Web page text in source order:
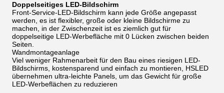
Doppelseitiges LED-Bildschirm
Front-Service-LED-Bildschirm kann jede Größe angepasst
werden, es ist flexibler, große oder kleine Bildschirme zu
machen, in der Zwischenzeit ist es ziemlich gut für
doppelseitige LED-Werbefläche mit 0 Lücken zwischen beiden
Seiten.
Wandmontageanlage
Viel weniger Rahmenarbeit für den Bau eines riesigen LED-
Bildschirms, kostensparend und einfach zu montieren, HSLED
übernehmen ultra-leichte Panels, um das Gewicht für große
LED-Werbeflächen zu reduzieren